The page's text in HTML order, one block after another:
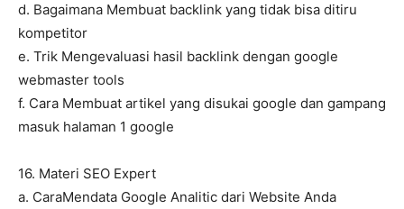
d. Bagaimana Membuat backlink yang tidak bisa ditiru
kompetitor
e. Trik Mengevaluasi hasil backlink dengan google
webmaster tools
f. Cara Membuat artikel yang disukai google dan gampang
masuk halaman 1 google
16. Materi SEO Expert
a. CaraMendata Google Analitic dari Website Anda